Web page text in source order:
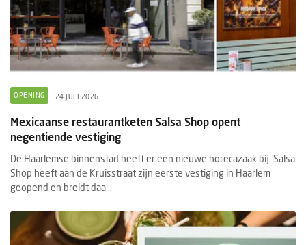
OPENING 24 JULI 2026
Mexicaanse restaurantketen Salsa Shop opent
negentiende vestiging
De Haarlemse binnenstad heeft er een nieuwe horecazaak bij. Salsa
Shop heeft aan de Kruisstraat zijn eerste vestiging in Haarlem
geopend en breidt daa...